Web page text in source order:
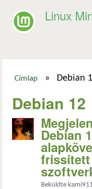
Linux
Címlap » Debian
Debian 12
Debian
frissített
Beküldte